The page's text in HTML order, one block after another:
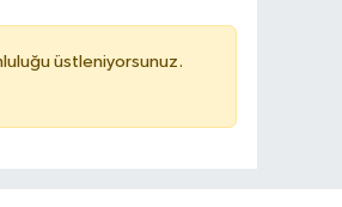
üstleniyorsunuz.